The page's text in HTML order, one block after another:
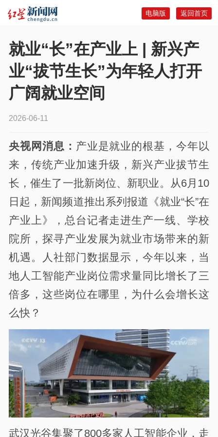
返回首页
电脑版
就业“长”在产业上 | 新兴产
业“拔节生长”为年轻人打开
广阔就业空间
2026-06-11
央视网消息： 产业是就业的根基，今年以
来，传统产业加速升级，新兴产业拔节生
长，催生了一批新岗位、新职业。从6月10
日起，新闻频道推出系列报道《就业“长”在
产业上》，总台记者走进生产一线、学校
院所，探寻产业发展为就业市场带来的新
机遇。人社部门数据显示，今年以来，当
地人工智能产业岗位需求量同比增长了三
倍多，这些岗位在哪里，为什么会增长这
么快？
武汉光谷集聚了800多家人工智能企业，走